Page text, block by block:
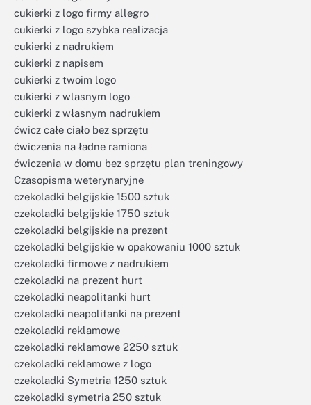
cukierki z logo firmy allegro
cukierki z logo szybka realizacja
cukierki z nadrukiem
cukierki z napisem
cukierki z twoim logo
cukierki z wlasnym logo
cukierki z własnym nadrukiem
ćwicz całe ciało bez sprzętu
ćwiczenia na ładne ramiona
ćwiczenia w domu bez sprzętu plan treningowy
Czasopisma weterynaryjne
czekoladki belgijskie 1500 sztuk
czekoladki belgijskie 1750 sztuk
czekoladki belgijskie na prezent
czekoladki belgijskie w opakowaniu 1000 sztuk
czekoladki firmowe z nadrukiem
czekoladki na prezent hurt
czekoladki neapolitanki hurt
czekoladki neapolitanki na prezent
czekoladki reklamowe
czekoladki reklamowe 2250 sztuk
czekoladki reklamowe z logo
czekoladki Symetria 1250 sztuk
czekoladki symetria 250 sztuk